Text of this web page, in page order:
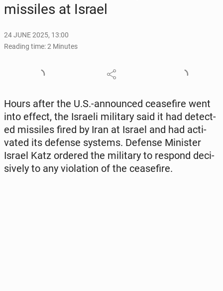
mis­siles at Israel
24 JUNE 2025, 13:00
Reading time: 2 Minutes
Hours after the U.S.-an­nounced cease­fire went
into effect, the Israeli mil­i­tary said it had de­tect­
ed mis­siles fired by Iran at Israel and had ac­ti­
vat­ed its defense systems. Defense Min­is­ter
Israel Katz ordered the mil­i­tary to respond de­ci­
sive­ly to any vi­o­la­tion of the cease­fire.